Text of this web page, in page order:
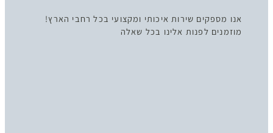
אנו מספקים שירות איכותי ומקצועי בכל רחבי הארץ!
מוזמנים לפנות אלינו בכל שאלה